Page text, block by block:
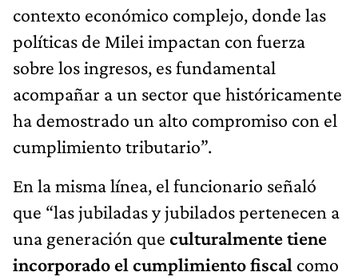
contexto económico complejo, donde las
políticas de Milei impactan con fuerza
sobre los ingresos, es fundamental
acompañar a un sector que históricamente
ha demostrado un alto compromiso con el
cumplimiento tributario”.
En la misma línea, el funcionario señaló
que “las jubiladas y jubilados pertenecen a
una generación que culturalmente tiene
incorporado el cumplimiento fiscal como